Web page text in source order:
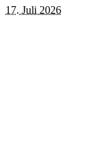
17. Juli 2026